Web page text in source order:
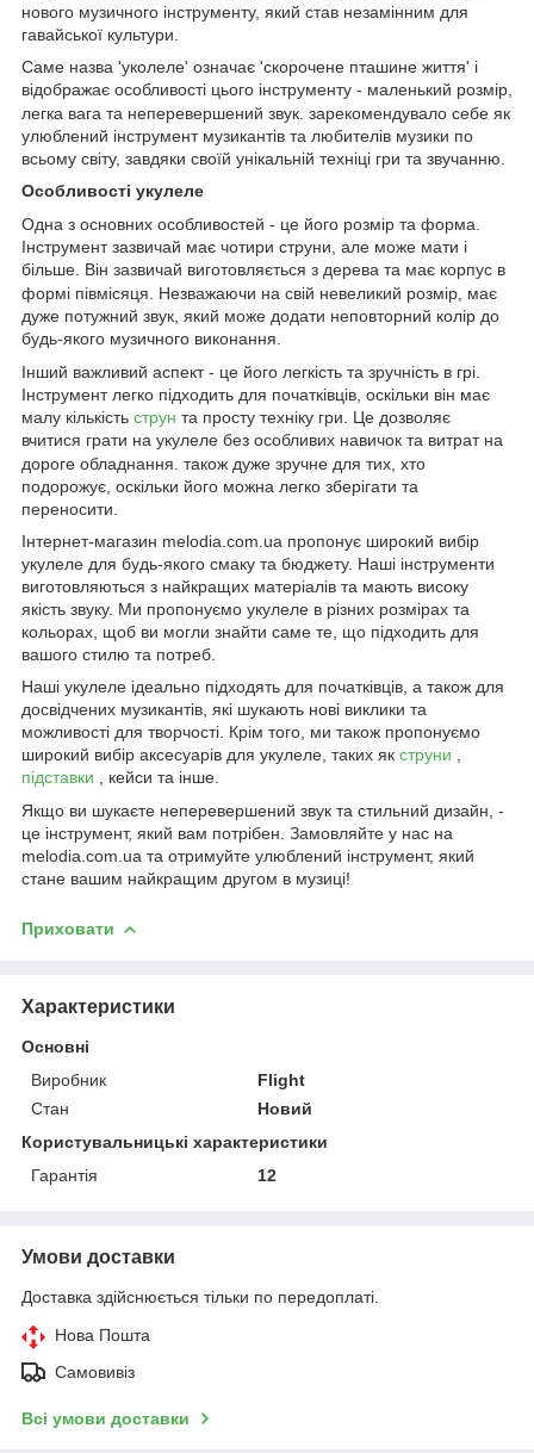
нового музичного інструменту, який став незамінним для
гавайської культури.
Саме назва 'уколеле' означає 'скорочене пташине життя' і
відображає особливості цього інструменту - маленький розмір,
легка вага та неперевершений звук. зарекомендувало себе як
улюблений інструмент музикантів та любителів музики по
всьому світу, завдяки своїй унікальній техніці гри та звучанню.
Особливості укулеле
Одна з основних особливостей - це його розмір та форма.
Інструмент зазвичай має чотири струни, але може мати і
більше. Він зазвичай виготовляється з дерева та має корпус в
формі півмісяця. Незважаючи на свій невеликий розмір, має
дуже потужний звук, який може додати неповторний колір до
будь-якого музичного виконання.
Інший важливий аспект- це його легкість та зручність в грі.
Інструмент легко підходить для початківців, оскільки він має
малу кількість струн та просту техніку гри. Це дозволяє
вчитися грати на укулеле без особливих навичок та витрат на
дороге обладнання. також дуже зручне для тих, хто
подорожує, оскільки його можна легко зберігати та
переносити.
Інтернет-магазин melodia.com.ua пропонує широкий вибір
укулеле для будь-якого смаку та бюджету. Наші інструменти
виготовляються з найкращих матеріалів та мають високу
якість звуку. Ми пропонуємо укулеле в різних розмірах та
кольорах, щоб ви могли знайти саме те, що підходить для
вашого стилю та потреб.
Наші укулеле ідеально підходять для початківців, а також для
досвідчених музикантів, які шукають нові виклики та
можливості для творчості. Крім того, ми також пропонуємо
широкий вибір аксесуарів для укулеле, таких як струни
підставки
, кейси та інше.
Якщо ви шукаєте неперевершений звук та стильний дизайн, -
це інструмент, який вам потрібен. Замовляйте у нас на
melodia.com.ua та отримуйте улюблений інструмент, який
стане вашим найкращим другом в музиці!
Приховати
Характеристики
Основні
Виробник
Flight
Стан
Новий
Користувальницькі характеристики
Гарантія
12
Умови доставки
Доставка здійснюється тільки по передоплаті.
Нова Пошта
Самовивіз
Всі умови доставки